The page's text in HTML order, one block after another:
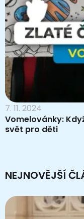
7. 11. 2024
Vomelovánky:
svět pro děti
NEJNOVĚJŠÍ